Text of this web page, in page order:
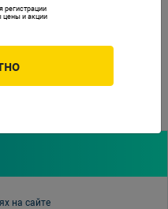
в продаже
на сайте
регистрации
цены и акции